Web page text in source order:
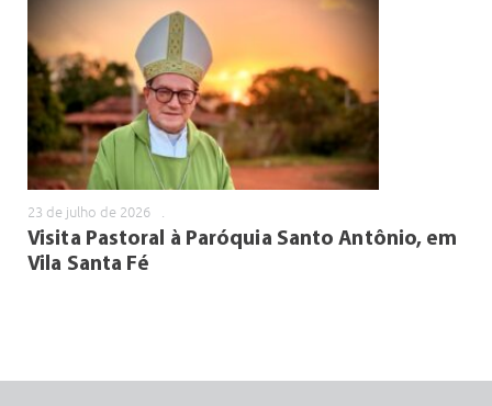
23 de julho de 2026
Visita Pastoral à Paróquia Santo Antônio, em
Vila Santa Fé